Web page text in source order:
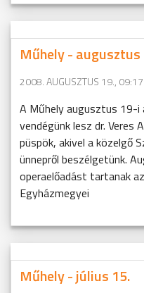
Műhely - augusztus
2008. AUGUSZTUS 19., 09:17
A Műhely augusztus 19-i
vendégünk lesz dr. Veres
püspök, akivel a közelgő
ünnepről beszélgetünk.
operaelőadást tartanak az
Egyházmegyei
Műhely - július 15.